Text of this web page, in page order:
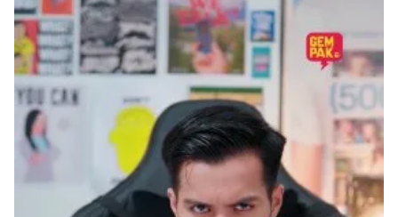
#FallinInternYou
#GempakOriginalSeries
#GempakVerticalSeries